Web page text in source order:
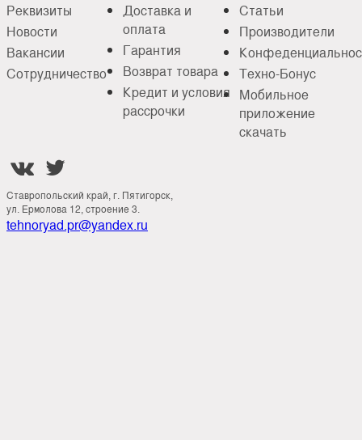
Реквизиты
Новости
Вакансии
Сотрудничество
Доставка и
оплата
Гарантия
Возврат товара
Кредит и условия
рассрочки
Статьи
Производители
Техно-Бонус
Мобильное
приложение
скачать
 
Ставропольский край, г. Пятигорск,
ул. Ермолова 12, строение 3.
tehnoryad.pr@yandex.ru